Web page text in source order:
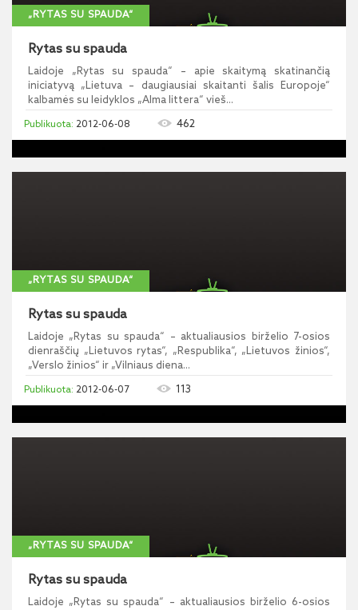
„RYTAS SU SPAUDA“
Rytas su spauda
Laidoje „Rytas su spauda“ – apie skaitymą skatinančią
iniciatyvą „Lietuva – daugiausiai skaitanti šalis Europoje“
kalbamės su leidyklos „Alma littera“ vieš...
2012-06-08 462
„RYTAS SU SPAUDA“
Rytas su spauda
Laidoje „Rytas su spauda“ – aktualiausios birželio 7-osios
dienraščių „Lietuvos rytas“, „Respublika“, „Lietuvos žinios“,
„Verslo žinios“ ir „Vilniaus diena...
2012-06-07 113
„RYTAS SU SPAUDA“
Rytas su spauda
Laidoje „Rytas su spauda“ – aktualiausios birželio 6-osios